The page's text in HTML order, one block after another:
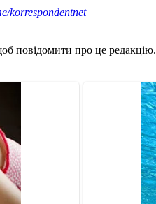
korrespondentnet
повідомити про це редакцію.